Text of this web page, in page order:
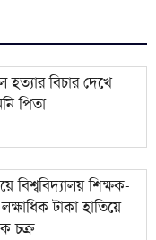
বিয়ে
জামায়াত
হত্যার বিচার দেখে
পিতা
বিশ্ববিদ্যালয় শিক্ষক-
লক্ষাধিক টাকা হাতিয়ে
চক্র